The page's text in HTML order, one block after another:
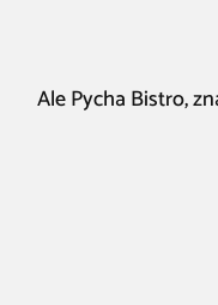
Ale Pycha Bistro,